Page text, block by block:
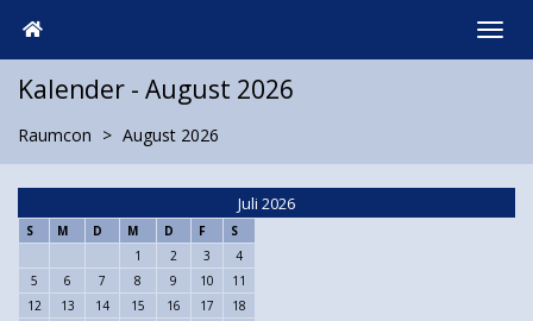
Kalender - August 2026
Raumcon August 2026
Juli 2026
S M D M D F
S
1
2 3
4
5
6 7 8 9 10
11
12
13 14 15 16 17
18